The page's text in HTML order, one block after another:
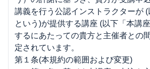
講義を行う公認インストラクターが (
という)が提供する講座 (以下「本講
するにあたっての貴方と主催者との
定されています。
第１条(本規約の範囲および変更)